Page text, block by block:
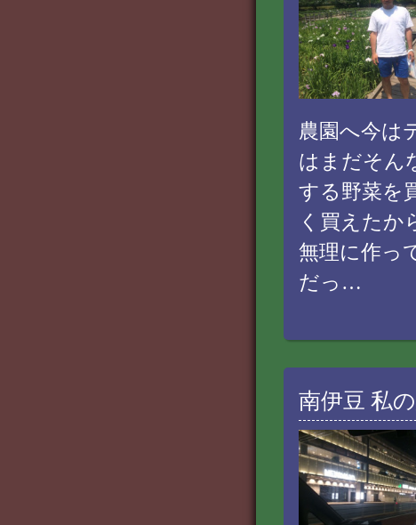
農園へ今は
はまだそん
する野菜を
く買えたか
無理に作っ
だっ…
南伊豆 私